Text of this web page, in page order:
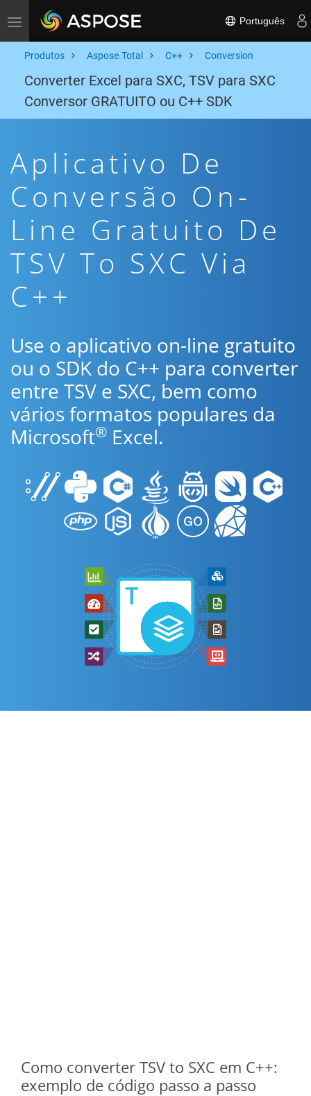
Toggle navigation Português
Produtos Aspose.Total C++ Conversion
Converter Excel para SXC, TSV para SXC
Conversor GRATUITO ou C++ SDK
Aplicativo De
Conversão On-
Line Gratuito De
TSV To SXC Via
C++
Use o aplicativo on-line gratuito
ou o SDK do C++ para converter
entre TSV e SXC, bem como
vários formatos populares da
Microsoft® Excel.
Como converter TSV to SXC em C++:
exemplo de código passo a passo